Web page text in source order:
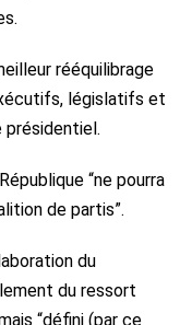
rééquilibrage
législatifs et
présidentiel.
“ne pourra
de partis”.
du
du ressort
“défini (par ce